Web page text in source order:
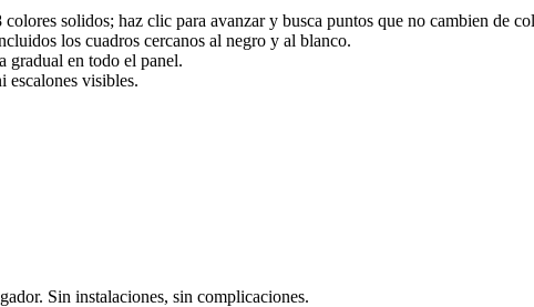
solidos; haz clic para avanzar y busca puntos que no cambien de
los cuadros cercanos al negro y al blanco.
gradual en todo el panel.
escalones visibles.
Sin instalaciones, sin complicaciones.